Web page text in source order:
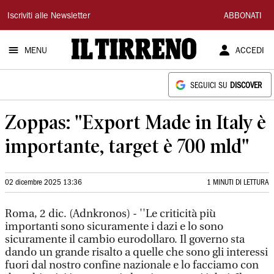
Il
Tirreno
Iscriviti alle Newsletter ABBONATI
MENU ACCEDI
SEGUICI SU DISCOVER
Zoppas: "Export Made in Italy è
importante, target è 700 mld"
02 dicembre 2025 13:36 1 MINUTI DI LETTURA
Roma, 2 dic. (Adnkronos) - ''Le criticità più
importanti sono sicuramente i dazi e lo sono
sicuramente il cambio eurodollaro. Il governo sta
dando un grande risalto a quelle che sono gli interessi
fuori dal nostro confine nazionale e lo facciamo con